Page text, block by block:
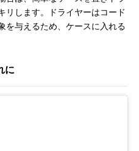
リします。ドライヤーはコード
を与えるため、ケースに入れる
に